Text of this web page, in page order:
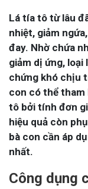
Lá tía tô từ lâu
nhiệt, giảm
đay. Nhờ chứa
giảm dị ứng,
chứng khó chịu
con có thể tham
tô bởi tính đơn
hiệu quả còn
bà con cần áp
nhất.
Công dụng